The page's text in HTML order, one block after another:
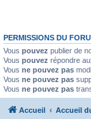
PERMISSIONS DU
Vous pouvez publier de
Vous pouvez répondre
Vous ne pouvez pas
Vous ne pouvez pas
Vous ne pouvez pas
Accueil Accueil